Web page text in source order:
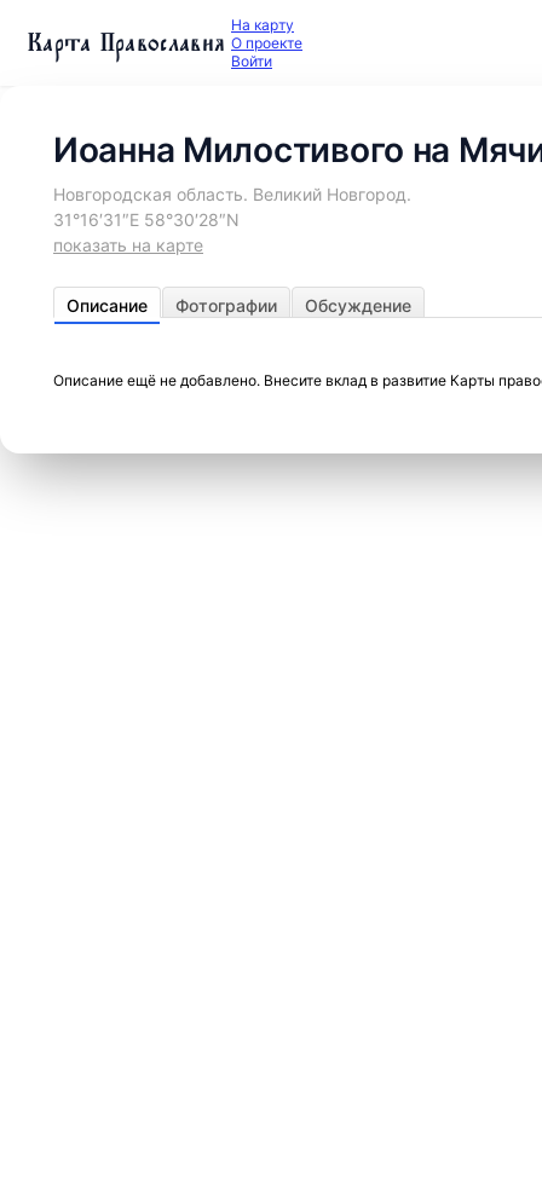
Карта Православия На карту
О проекте
Войти
Иоанна Милостивого на
Новгородская область. Великий Новгород.
31°16′31″E 58°30′28″N
показать на карте
Описание Фотографии Обсуждение
Описание ещё не добавлено. Внесите вклад в развитие Карты